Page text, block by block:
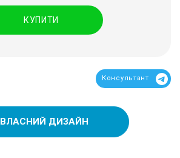
КУПИТИ
Консультант
ВЛАСНИЙ ДИЗАЙН